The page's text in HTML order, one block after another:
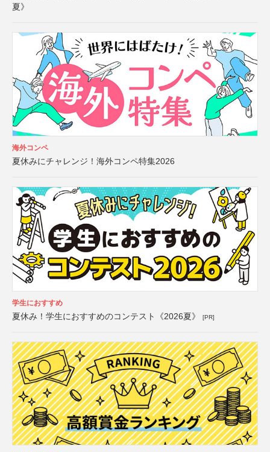
夏》
海外コンペ
夏休みにチャレンジ！海外コンペ特集2026
学生におすすめ
夏休み！学生におすすめのコンテスト《2026夏》 [PR]